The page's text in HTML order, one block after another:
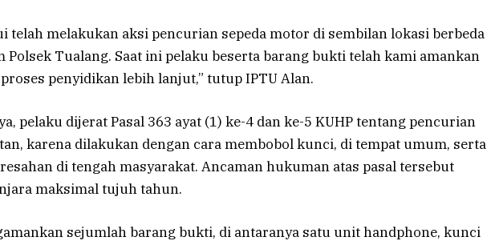
telah melakukan aksi pencurian sepeda motor di sembilan lokasi berbeda
Polsek Tualang. Saat ini pelaku beserta barang bukti telah kami amankan
penyidikan lebih lanjut,” tutup IPTU Alan.
pelaku dijerat Pasal 363 ayat (1) ke-4 dan ke-5 KUHP tentang pencurian
karena dilakukan dengan cara membobol kunci, di tempat umum, serta
di tengah masyarakat. Ancaman hukuman atas pasal tersebut
maksimal tujuh tahun.
sejumlah barang bukti, di antaranya satu unit handphone, kunci